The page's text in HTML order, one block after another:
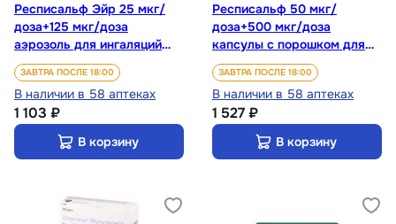
Респисальф Эйр 25 мкг/
доза+125 мкг/доза
аэрозоль для ингаляций
120 доз
ЗАВТРА ПОСЛЕ 18:00
В наличии в 58 аптеках
1 103 ₽
В корзину
Респисальф 50 мкг/
доза+500 мкг/доза
капсулы с порошком для
ингаляций 60 шт +
ингалятор
ЗАВТРА ПОСЛЕ 18:00
В наличии в 58 аптеках
1 527 ₽
В корзину